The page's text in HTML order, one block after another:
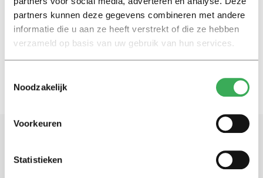
partners kunnen deze gegevens combineren met andere
informatie die u aan ze heeft verstrekt of die ze hebben
verzameld op basis van uw gebruik van hun services.
Noodzakelijk
Voorkeuren
Statistieken
waarom moeten studenten gaan
stemmen?
15 februari 2018
Blijf op de hoogte. Meld je aan voor de nieuwsbrief van